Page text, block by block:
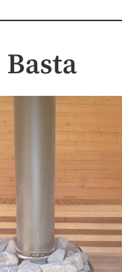
Basta